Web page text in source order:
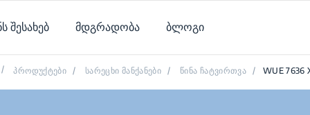
შესახებ მდგრადობა ბლოგი
/ პროდუქტები / სარეცხი მანქანები / წინა ჩატვირთვა / WUE 7636